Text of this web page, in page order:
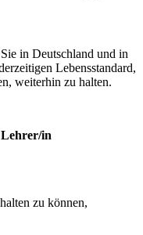
in Deutschland und in
Lebensstandard,
weiterhin zu halten.
Lehrer/in
zu können,